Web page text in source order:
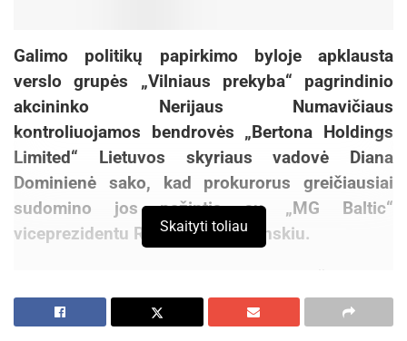
Galimo politikų papirkimo byloje apklausta
verslo grupės „Vilniaus prekyba“ pagrindinio
akcininko Nerijaus Numavičiaus
kontroliuojamos bendrovės „Bertona Holdings
Limited“ Lietuvos skyriaus vadovė Diana
Dominienė sako, kad prokurorus greičiausiai
sudomino jos pažintis su „MG Baltic“
viceprezidentu Raimondu Kurlianskiu.
įsitikinusi, kad esu apklausta tik dėl to, kad
pažįstu Raimondą Kurlianskį, su kuriuo mane
Skaityti toliau